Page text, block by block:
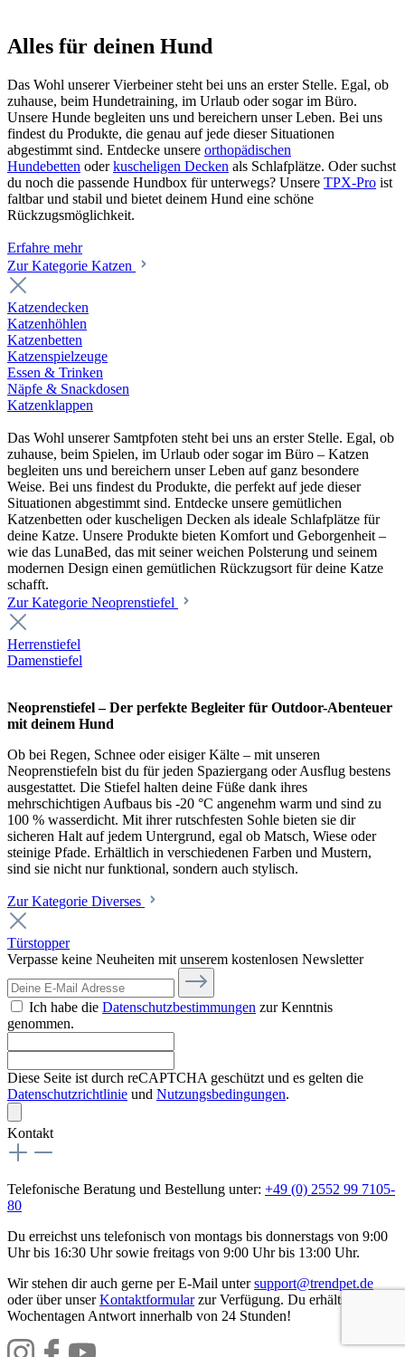
Alles für deinen Hund
Das Wohl unserer Vierbeiner steht bei uns an erster Stelle. Egal, ob
zuhause, beim Hundetraining, im Urlaub oder sogar im Büro.
Unsere Hunde begleiten uns und bereichern unser Leben. Bei uns
findest du Produkte, die genau auf jede dieser Situationen
abgestimmt sind. Entdecke unsere orthopädischen
Hundebetten oderkuscheligen Decken als Schlafplätze. Oder suchst
du noch die passende Hundbox für unterwegs? Unsere TPX-Pro ist
faltbar und stabil und bietet deinem Hund eine schöne
Rückzugsmöglichkeit.
Erfahre mehr
Zur Kategorie Katzen
Katzendecken
Katzenhöhlen
Katzenbetten
Katzenspielzeuge
Essen & Trinken
Näpfe & Snackdosen
Katzenklappen
Das Wohl unserer Samtpfoten steht bei uns an erster Stelle. Egal, ob
zuhause, beim Spielen, im Urlaub oder sogar im Büro – Katzen
begleiten uns und bereichern unser Leben auf ganz besondere
Weise. Bei uns findest du Produkte, die perfekt auf jede dieser
Situationen abgestimmt sind. Entdecke unsere gemütlichen
Katzenbetten oder kuscheligen Decken als ideale Schlafplätze für
deine Katze. Unsere Produkte bieten Komfort und Geborgenheit –
wie das LunaBed, das mit seiner weichen Polsterung und seinem
modernen Design einen gemütlichen Rückzugsort für deine Katze
schafft.
Zur Kategorie Neoprenstiefel
Herrenstiefel
Damenstiefel
Neoprenstiefel – Der perfekte Begleiter für Outdoor-Abenteuer
mit deinem Hund
Ob bei Regen, Schnee oder eisiger Kälte – mit unseren
Neoprenstiefeln bist du für jeden Spaziergang oder Ausflug bestens
ausgestattet. Die Stiefel halten deine Füße dank ihres
mehrschichtigen Aufbaus bis -20 °C angenehm warm und sind zu
100 % wasserdicht. Mit ihrer rutschfesten Sohle bieten sie dir
sicheren Halt auf jedem Untergrund, egal ob Matsch, Wiese oder
steinige Pfade. Erhältlich in verschiedenen Farben und Mustern,
sind sie nicht nur funktional, sondern auch stylisch.
Zur Kategorie Diverses
Türstopper
Verpasse keine Neuheiten mit unserem kostenlosen Newsletter
Ich habe die Datenschutzbestimmungen zur Kenntnis
genommen.
Diese Seite ist durch reCAPTCHA geschützt und es gelten die
Datenschutzrichtlinie und Nutzungsbedingungen.
Kontakt
Telefonische Beratung und Bestellung unter: +49 (0) 2552 99 7105-
80
Du erreichst uns telefonisch von montags bis donnerstags von 9:00
Uhr bis 16:30 Uhr sowie freitags von 9:00 Uhr bis 13:00 Uhr.
Wir stehen dir auch gerne per E-Mail untersupport@trendpet.de
oder über unserKontaktformularzur Verfügung. Du erhältst an
Wochentagen Antwort innerhalb von 24 Stunden!